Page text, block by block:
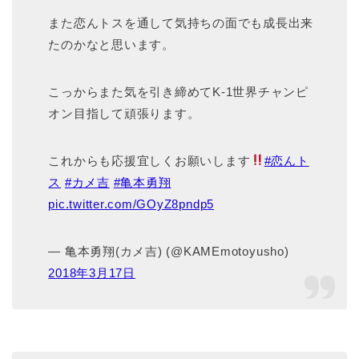
また恋んトスを通して気持ちの面でも成長出来
たのかなと思います。
こっからまた気を引き締めてK-1世界チャンピ
オン目指して頑張ります。
これからも応援宜しくお願いします
#恋んト
ス #カメ吉 #亀本勇翔
pic.twitter.com/GOyZ8pndp5
— 亀本勇翔(カメ吉) (@KAMEmotoyusho)
2018年3月17日